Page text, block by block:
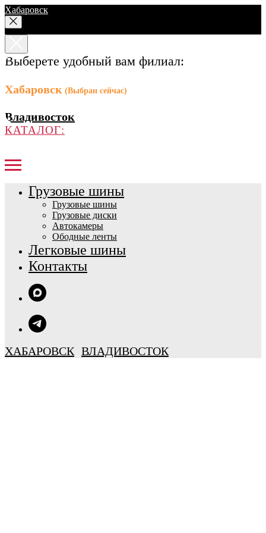
Хабаровск
Выберете удобный вам филиал:
Хабаровск (Выбран сейчас)
Владивосток
КАТАЛОГ:
Грузовые шины
Грузовые шины
Грузовые диски
Автокамеры
Ободные ленты
Легковые шины
Контакты
ХАБАРОВСК ВЛАДИВОСТОК